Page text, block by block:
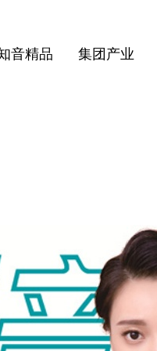
音精品 集团产业